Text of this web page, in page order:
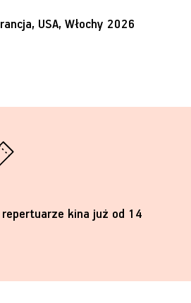
kina już od 14
USA, Włochy 2026